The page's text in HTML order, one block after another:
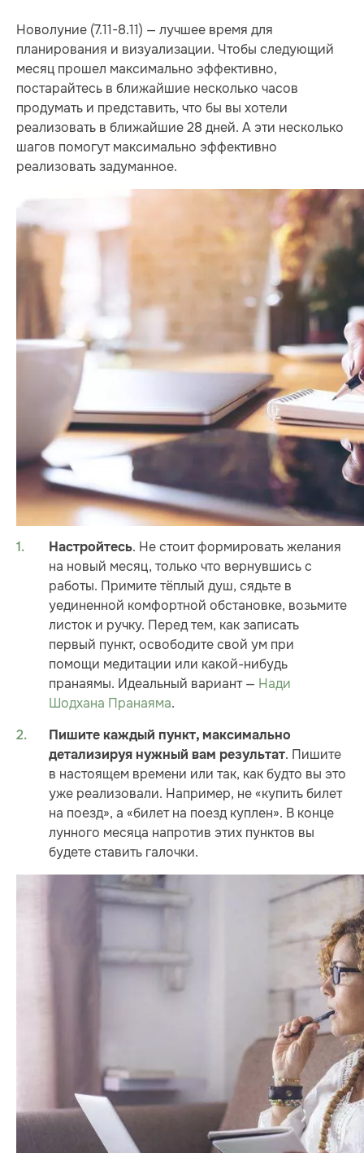
Новолуние (7.11-8.11) — лучшее время для
планирования и визуализации. Чтобы следующий
месяц прошел максимально эффективно,
постарайтесь в ближайшие несколько часов
продумать и представить, что бы вы хотели
реализовать в ближайшие 28 дней. А эти несколько
шагов помогут максимально эффективно
реализовать задуманное.
Настройтесь. Не стоит формировать желания
на новый месяц, только что вернувшись с
работы. Примите тёплый душ, сядьте в
уединенной комфортной обстановке, возьмите
листок и ручку. Перед тем, как записать
первый пункт, освободите свой ум при
помощи медитации или какой-нибудь
пранаямы. Идеальный вариант — Нади
Шодхана Пранаяма.
Пишите каждый пункт, максимально
детализируя нужный вам результат. Пишите
в настоящем времени или так, как будто вы это
уже реализовали. Например, не «купить билет
на поезд», а «билет на поезд куплен». В конце
лунного месяца напротив этих пунктов вы
будете ставить галочки.